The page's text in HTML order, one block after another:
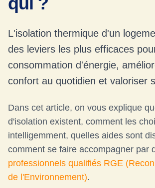
L'isolation thermique d'un
des leviers les plus efficaces
consommation d'énergie,
confort au quotidien et valoriser
Dans cet article, on vous explique
d'isolation existent, comment les
intelligemment, quelles aides sont
comment se faire accompagner par
professionnels qualifiés RGE
de l'Environnement).